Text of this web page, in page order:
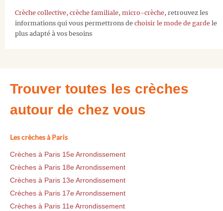
Crèche collective, crèche familiale, micro-crèche, retrouvez les
informations qui vous permettrons de choisir le mode de garde le
plus adapté à vos besoins
Trouver toutes les crèches
autour de chez vous
Les crèches à Paris
Crèches à Paris 15e Arrondissement
Crèches à Paris 18e Arrondissement
Crèches à Paris 13e Arrondissement
Crèches à Paris 17e Arrondissement
Crèches à Paris 11e Arrondissement